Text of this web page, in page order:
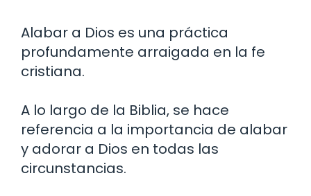
Alabar a Dios es una práctica
profundamente arraigada en la fe
cristiana.
A lo largo de la Biblia, se hace
referencia a la importancia de alabar
y adorar a Dios en todas las
circunstancias.